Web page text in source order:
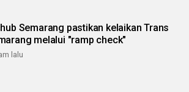
Semarang pastikan kelaikan Trans
melalui "ramp check"
lalu